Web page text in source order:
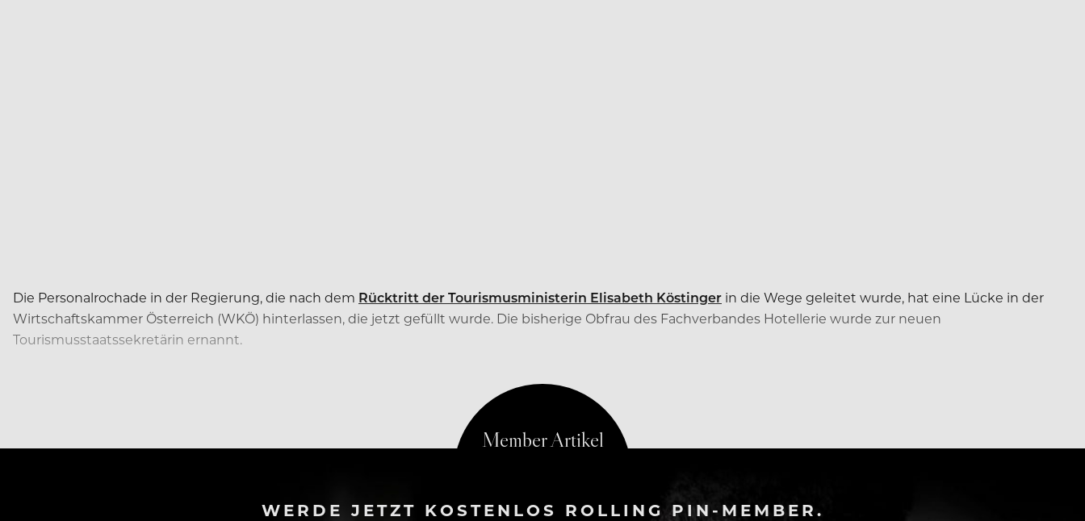
Die Personalrochade in der Regierung, die nach dem Rücktritt der Tourismusministerin Elisabeth Köstinger in die Wege geleitet wurde, hat eine Lücke in der
Wirtschaftskammer Österreich (WKÖ) hinterlassen, die jetzt gefüllt wurde. Die bisherige Obfrau des Fachverbandes Hotellerie wurde zur neuen
Tourismusstaatssekretärin ernannt.
Ihr folgt der erfolgreiche Hotelier und langjährige Interessensvertreter Johann Spreitzhofer nach.
WERDE JETZT KOSTENLOS ROLLING PIN-MEMBER.